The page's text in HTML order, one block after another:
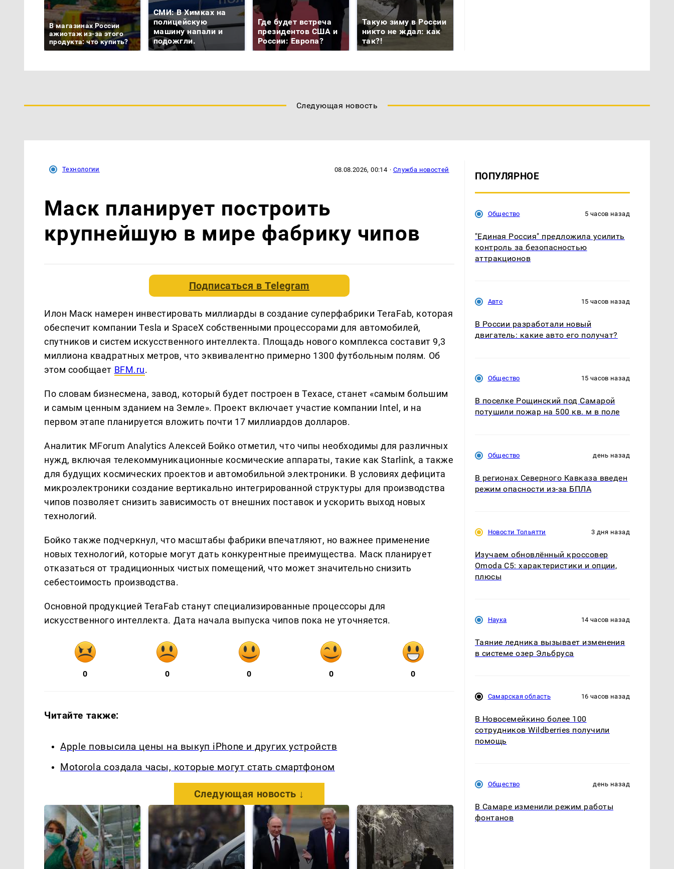
В магазинах России
ажиотаж из-за этого
продукта: что купить?
СМИ: В Химках на
полицейскую
машину напали и
подожгли.
Где будет встреча
президентов США и
России: Европа?
Такую зиму в России
никто не ждал: как
так?!
Следующая новость
Технологии 08.08.2026, 00:14 · Служба новостей
Маск планирует построить
крупнейшую в мире фабрику чипов
Подписаться вTelegram
Илон Маск намерен инвестировать миллиарды в создание суперфабрики TeraFab, которая
обеспечит компании Tesla и SpaceX собственными процессорами для автомобилей,
спутников и систем искусственного интеллекта. Площадь нового комплекса составит 9,3
миллиона квадратных метров, что эквивалентно примерно 1300 футбольным полям. Об
этом сообщает BFM.ru.
По словам бизнесмена, завод, который будет построен в Техасе, станет «самым большим
и самым ценным зданием на Земле». Проект включает участие компании Intel, и на
первом этапе планируется вложить почти 17 миллиардов долларов.
Аналитик MForum Analytics Алексей Бойко отметил, что чипы необходимы для различных
нужд, включая телекоммуникационные космические аппараты, такие как Starlink, а также
для будущих космических проектов и автомобильной электроники. В условиях дефицита
микроэлектроники создание вертикально интегрированной структуры для производства
чипов позволяет снизить зависимость от внешних поставок и ускорить выход новых
технологий.
Бойко также подчеркнул, что масштабы фабрики впечатляют, но важнее применение
новых технологий, которые могут дать конкурентные преимущества. Маск планирует
отказаться от традиционных чистых помещений, что может значительно снизить
себестоимость производства.
Основной продукцией TeraFab станут специализированные процессоры для
искусственного интеллекта. Дата начала выпуска чипов пока не уточняется.
0 0 0 0 0
Читайте также:
Apple повысила цены на выкуп iPhone и других устройств
Motorola создала часы, которые могут стать смартфоном
Следующая новость ↓
ПОПУЛЯРНОЕ
Общество 5 часов назад
"Единая Россия" предложила усилить
контроль за безопасностью
аттракционов
Авто 15 часов назад
В России разработали новый
двигатель: какие авто его получат?
Общество 15 часов назад
В поселке Рощинский под Самарой
потушили пожар на 500 кв. м в поле
Общество день назад
В регионах Северного Кавказа введен
режим опасности из-за БПЛА
Новости Тольятти 3 дня назад
Изучаем обновлённый кроссовер
Omoda C5: характеристики и опции,
плюсы
Наука 14 часов назад
Таяние ледника вызывает изменения
в системе озер Эльбруса
Самарская область 16 часов назад
В Новосемейкино более 100
сотрудников Wildberries получили
помощь
Общество день назад
В Самаре изменили режим работы
фонтанов